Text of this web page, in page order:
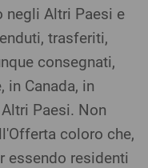
negli Altri Paesi e
trasferiti,
consegnati,
in Canada, in
Paesi. Non
coloro che,
essendo residenti